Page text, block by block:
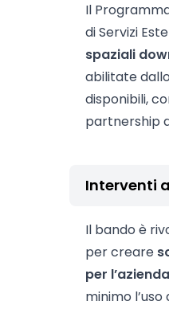
Il
di Servizi
spaziali
abilitate
disponibili,
partnership
Interventi
Il bando è
per creare
per
minimo